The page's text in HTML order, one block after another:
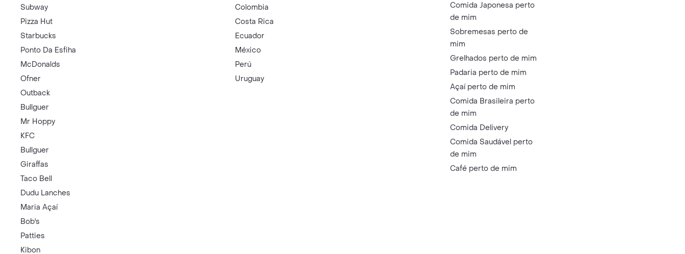
Subway
Pizza Hut
Starbucks
Ponto Da Esfiha
McDonalds
Ofner
Outback
Bullguer
Mr Hoppy
KFC
Bullguer
Giraffas
Taco Bell
Dudu Lanches
Maria Açaí
Bob's
Patties
Kibon
Colombia
Costa Rica
Ecuador
México
Perú
Uruguay
Comida Japonesa perto
de mim
Sobremesas perto de
mim
Grelhados perto de mim
Padaria perto de mim
Açaí perto de mim
Comida Brasileira perto
de mim
Comida Delivery
Comida Saudável perto
de mim
Café perto de mim